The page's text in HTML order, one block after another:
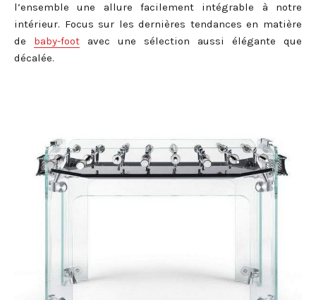
l’ensemble une allure facilement intégrable à notre
intérieur. Focus sur les dernières tendances en matière
de baby-foot avec une sélection aussi élégante que
décalée.